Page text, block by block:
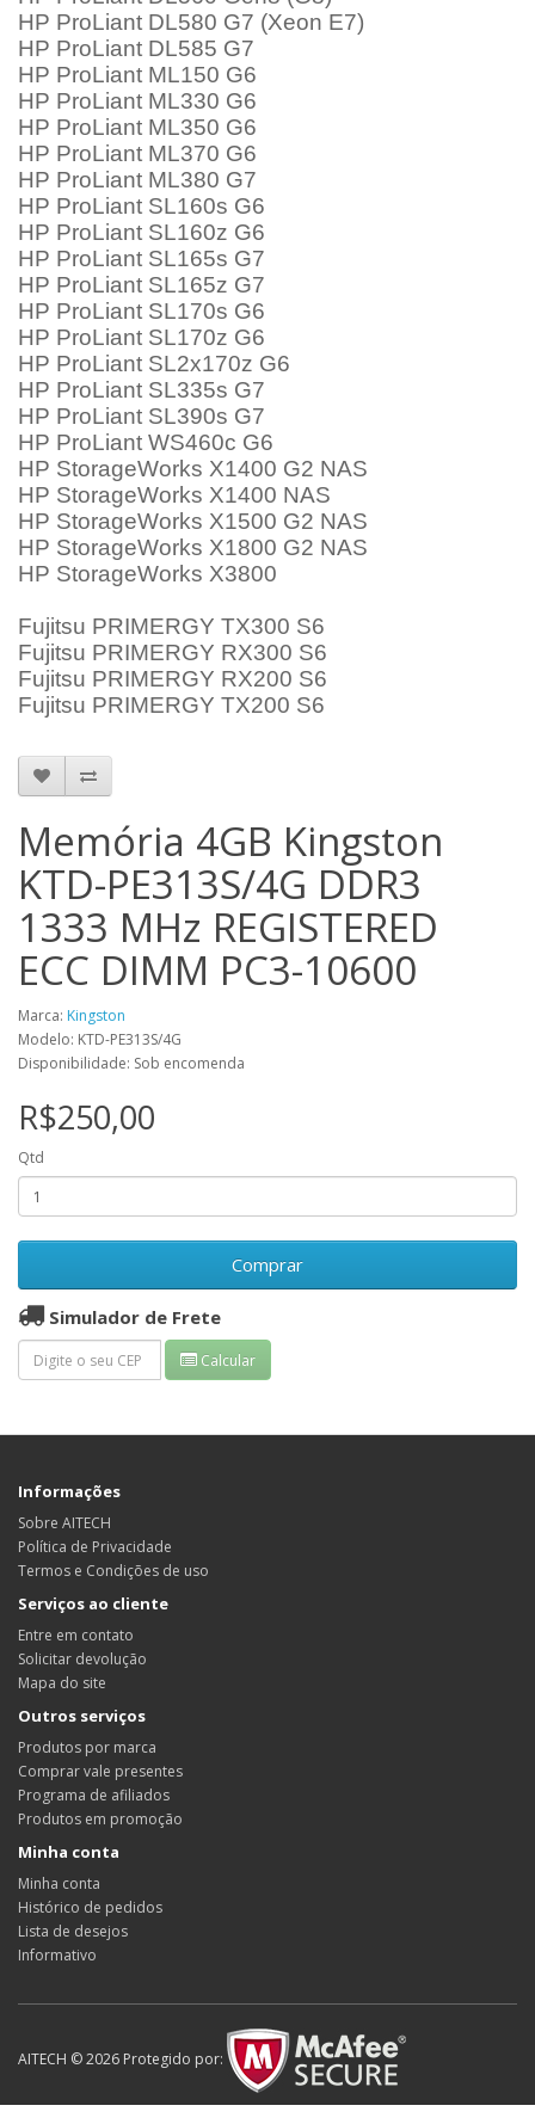
HP ProLiant DL580 G7 (Xeon E7)
HP ProLiant DL585 G7
HP ProLiant ML150 G6
HP ProLiant ML330 G6
HP ProLiant ML350 G6
HP ProLiant ML370 G6
HP ProLiant ML380 G7
HP ProLiant SL160s G6
HP ProLiant SL160z G6
HP ProLiant SL165s G7
HP ProLiant SL165z G7
HP ProLiant SL170s G6
HP ProLiant SL170z G6
HP ProLiant SL2x170z G6
HP ProLiant SL335s G7
HP ProLiant SL390s G7
HP ProLiant WS460c G6
HP StorageWorks X1400 G2 NAS
HP StorageWorks X1400 NAS
HP StorageWorks X1500 G2 NAS
HP StorageWorks X1800 G2 NAS
HP StorageWorks X3800
Fujitsu PRIMERGY TX300 S6
Fujitsu PRIMERGY RX300 S6
Fujitsu PRIMERGY RX200 S6
Fujitsu PRIMERGY TX200 S6
Memória 4GB Kingston
KTD-PE313S/4G DDR3
1333 MHz REGISTERED
ECC DIMM PC3-10600
Marca: Kingston
Modelo: KTD-PE313S/4G
Disponibilidade: Sob encomenda
R$250,00
Qtd
Comprar
Simulador de Frete
Calcular
Informações
Sobre AITECH
Política de Privacidade
Termos e Condições de uso
Serviços ao cliente
Entre em contato
Solicitar devolução
Mapa do site
Outros serviços
Produtos por marca
Comprar vale presentes
Programa de afiliados
Produtos em promoção
Minha conta
Minha conta
Histórico de pedidos
Lista de desejos
Informativo
AITECH © 2026 Protegido por: